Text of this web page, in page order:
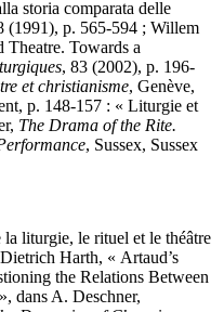
storia comparata delle
(1991), p. 565-594 ; Willem
Theatre. Towards a
, 83 (2002), p. 196-
et christianisme, Genève,
p. 148-157 : « Liturgie et
, The Drama of the Rite.
, Sussex, Sussex
la liturgie, le rituel et le théâtre
Harth, « Artaud’s
the Relations Between
dans A. Deschner,